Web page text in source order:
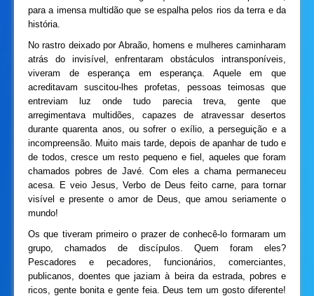
para a imensa multidão que se espalha pelos rios da terra e da
história.
No rastro deixado por Abraão, homens e mulheres caminharam
atrás do invisível, enfrentaram obstáculos intransponíveis,
viveram de esperança em esperança. Aquele em que
acreditavam suscitou-lhes profetas, pessoas teimosas que
entreviam luz onde tudo parecia treva, gente que
arregimentava multidões, capazes de atravessar desertos
durante quarenta anos, ou sofrer o exílio, a perseguição e a
incompreensão. Muito mais tarde, depois de apanhar de tudo e
de todos, cresce um resto pequeno e fiel, aqueles que foram
chamados pobres de Javé. Com eles a chama permaneceu
acesa. E veio Jesus, Verbo de Deus feito carne, para tornar
visível e presente o amor de Deus, que amou seriamente o
mundo!
Os que tiveram primeiro o prazer de conhecê-lo formaram um
grupo, chamados de discípulos. Quem foram eles?
Pescadores e pecadores, funcionários, comerciantes,
publicanos, doentes que jaziam à beira da estrada, pobres e
ricos, gente bonita e gente feia. Deus tem um gosto diferente!